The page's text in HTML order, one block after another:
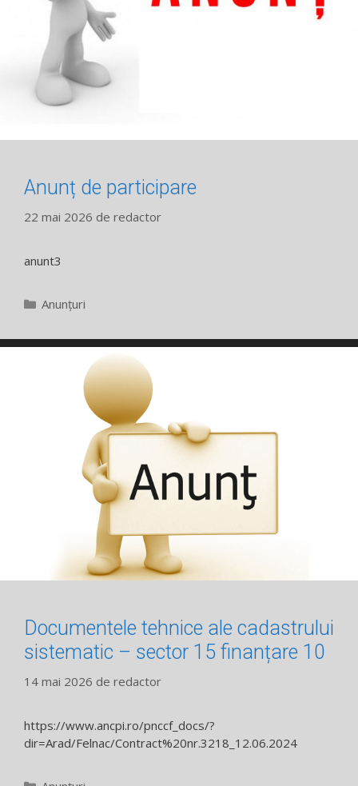
Anunț de participare
22 mai 2026 de redactor
anunt3
Categorii
Anunțuri
Documentele tehnice ale cadastrului
sistematic – sector 15 finanțare 10
14 mai 2026 de redactor
https://www.ancpi.ro/pnccf_docs/?
dir=Arad/Felnac/Contract%20nr.3218_12.06.2024